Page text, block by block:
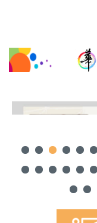
要
內
容